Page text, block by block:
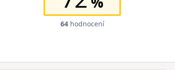
64hodnocení